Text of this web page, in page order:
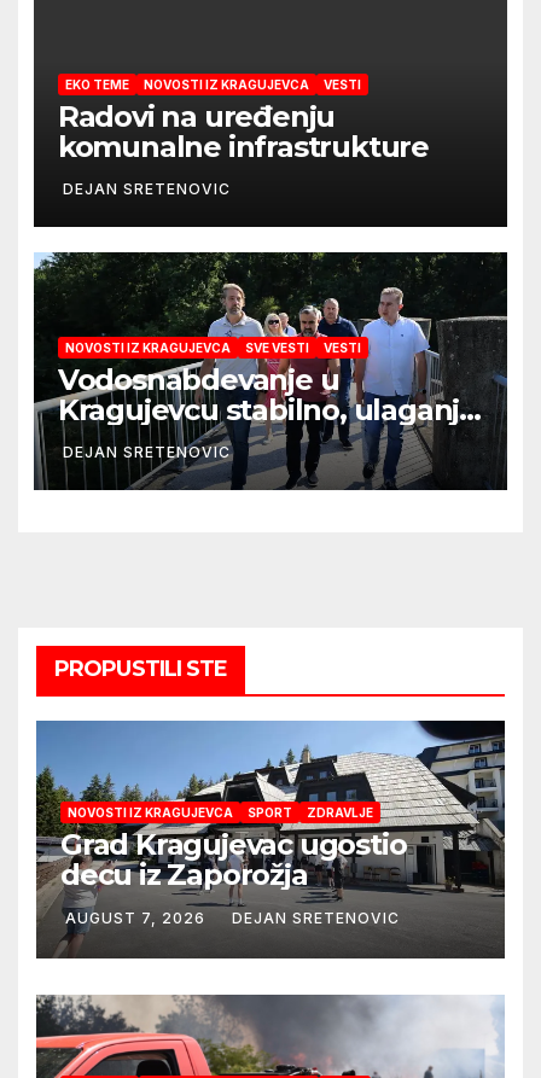
EKO TEME NOVOSTI IZ KRAGUJEVCA VESTI
Radovi na uređenju
komunalne infrastrukture
DEJAN SRETENOVIC
NOVOSTI IZ KRAGUJEVCA SVE VESTI VESTI
Vodosnabdevanje u
Kragujevcu stabilno, ulaganja
obezbedila sigurnije
snabdevanje
DEJAN SRETENOVIC
PROPUSTILI STE
NOVOSTI IZ KRAGUJEVCA SPORT ZDRAVLJE
Grad Kragujevac ugostio
decu iz Zaporožja
AUGUST 7, 2026 DEJAN SRETENOVIC